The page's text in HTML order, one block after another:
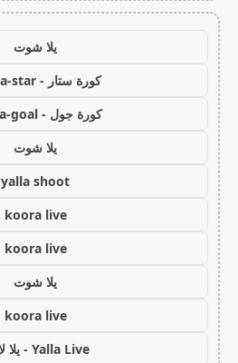
يلا شوت
كورة ستار - koora-star
كورة جول - koora-goal
يلا شوت
yalla shoot
koora live
koora live
يلا شوت
koora live
Yalla Live - يلا لايف